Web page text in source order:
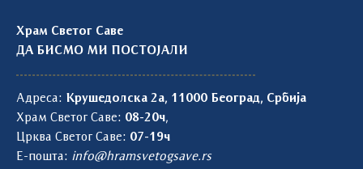
Храм Светог Саве
ДА БИСМО МИ ПОСТОЈАЛИ
Адреса: Крушедолска 2а, 11000 Београд, Србија
Храм Светог Саве: 08-20ч,
Црква Светог Саве: 07-19ч
Е-пошта: info@hramsvetogsave.rs